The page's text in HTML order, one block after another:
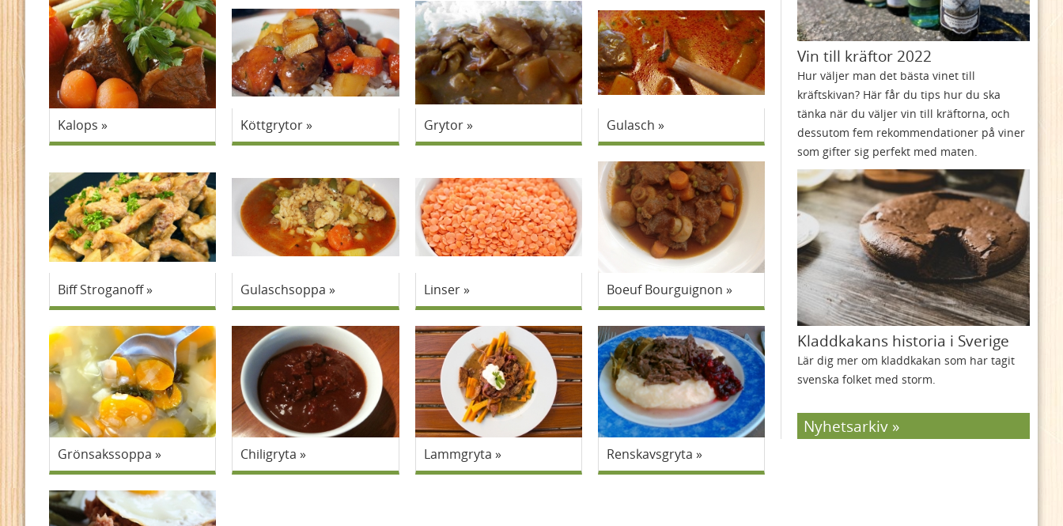
Kalops Köttgrytor Grytor Gulasch
Biff Stroganoff Gulaschsoppa Linser Boeuf Bourguignon
Grönsakssoppa Chiligryta Lammgryta Renskavsgryta
Vin till kräftor 2022
Hur väljer man det bästa vinet till
kräftskivan? Här får du tips hur du ska
tänka när du väljer vin till kräftorna, och
dessutom fem rekommendationer på viner
som gifter sig perfekt med maten.
Kladdkakans historia i Sverige
Lär dig mer om kladdkakan som har tagit
svenska folket med storm.
Nyhetsarkiv